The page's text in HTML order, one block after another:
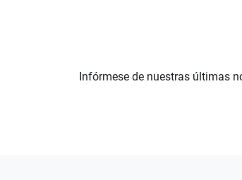
Infórmese de nuestras últimas